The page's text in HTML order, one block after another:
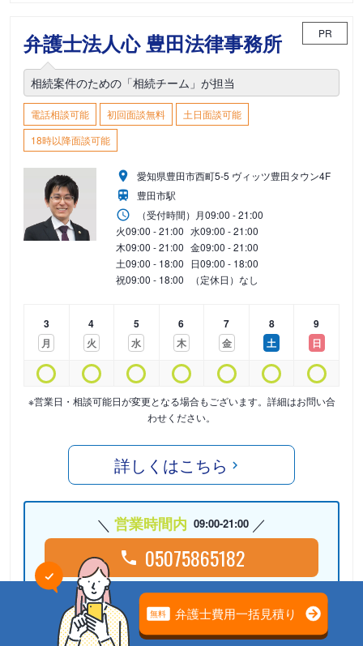
弁護士法人心 豊田法律事務所 PR
相続案件のための「相続チーム」が担当
電話相談可能 初回面談無料
土日面談可能
18時以降面談可能
愛知県豊田市西町5-5 ヴィッツ豊田タウン4F
豊田市駅
（受付時間） 月09:00 - 21:00
火09:00 - 21:00 水09:00 - 21:00
木09:00 - 21:00 金09:00 - 21:00
土09:00 - 18:00 日09:00 - 18:00
祝09:00 - 18:00 （定休日）なし
3
月
4
火
5
水
6
木
7
金
8
土
9
日
※営業日・相談可能日が変更となる場合もございます。詳細はお問い合
わせください。
詳しくはこちら
営業時間内 09:00-21:00
05075865182
24時間受付中
Webで相談